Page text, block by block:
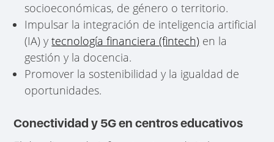
socioeconómicas, de género o territorio.
Impulsar la integración de inteligencia artificial
(IA) ytecnología financiera (fintech) en la
gestión y la docencia.
Promover la sostenibilidad y la igualdad de
oportunidades.
Conectividad y 5G en centros educativos